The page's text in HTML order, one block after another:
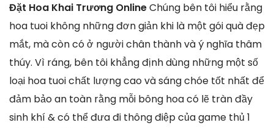
Đặt Hoa Khai Trương OnlineChúng bên tôi hiểu rằng
hoa tuoi không những đơn giản khi là một gói quà đẹp
mắt, mà còn có ở người chân thành và ý nghĩa thâm
thúy. Vì ráng, bên tôi khẳng định dùng những một số
loại hoa tuoi chất lượng cao và sáng chóe tốt nhất để
đảm bảo an toàn rằng mỗi bông hoa có lẽ tràn đầy
sinh khí & có thể đưa đi thông điệp của game thủ 1